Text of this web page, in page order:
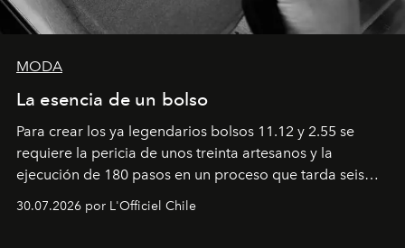
MODA
La esencia de un bolso
Para crear los ya legendarios bolsos 11.12 y 2.55 se
requiere la pericia de unos treinta artesanos y la
ejecución de 180 pasos en un proceso que tarda seis
semanas. Los expertos ponen en práctica una técnica
que se enseña solamente en la escuela de formación de
30.07.2026 por L'Officiel Chile